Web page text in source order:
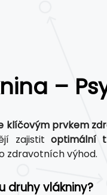
–
klíčovým prvkem
zajistitoptimální
zdravotních výhod.
druhy vlákniny?